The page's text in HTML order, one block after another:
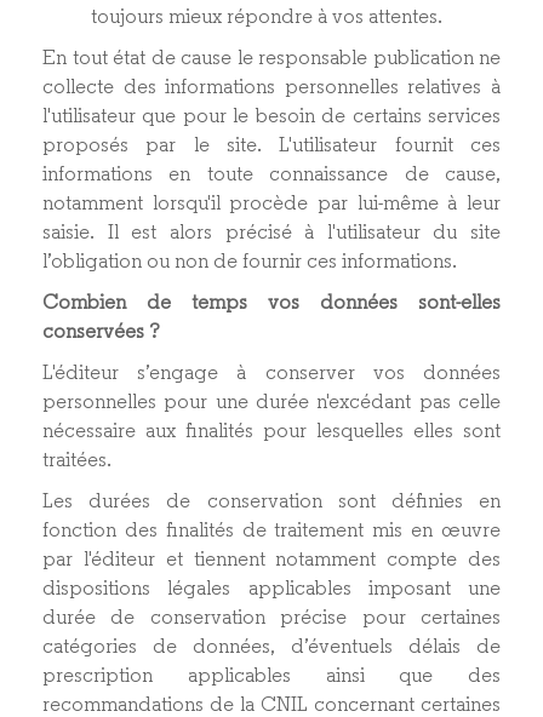
toujours mieux répondre à vos attentes.
En tout état de cause le responsable publication ne
collecte des informations personnelles relatives à
l'utilisateur que pour le besoin de certains services
proposés par le site. L'utilisateur fournit ces
informations en toute connaissance de cause,
notamment lorsqu'il procède par lui-même à leur
saisie. Il est alors précisé à l'utilisateur du site
l’obligation ou non de fournir ces informations.
Combien de temps vos données sont-elles
conservées ?
L'éditeur s’engage à conserver vos données
personnelles pour une durée n'excédant pas celle
nécessaire aux finalités pour lesquelles elles sont
traitées.
Les durées de conservation sont définies en
fonction des finalités de traitement mis en œuvre
par l'éditeur et tiennent notamment compte des
dispositions légales applicables imposant une
durée de conservation précise pour certaines
catégories de données, d’éventuels délais de
prescription applicables ainsi que des
recommandations de la CNIL concernant certaines